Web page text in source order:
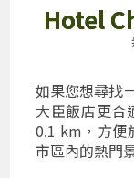
Hotel
如果您想尋找
大臣飯店更合
0.1 km，方便
市區內的熱門